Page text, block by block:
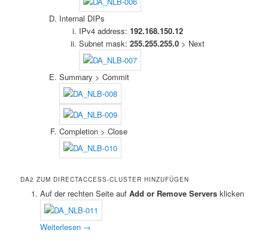
Internal DIPs
IPv4 address: 192.168.150.12
Subnet mask: 255.255.255.0> Next
Summary > Commit
Completion > Close
DA2 ZUM DIRECTACCESS-CLUSTER HINZUFÜGEN
Auf der rechten Seite auf Add or Remove Serversklicken
Weiterlesen →